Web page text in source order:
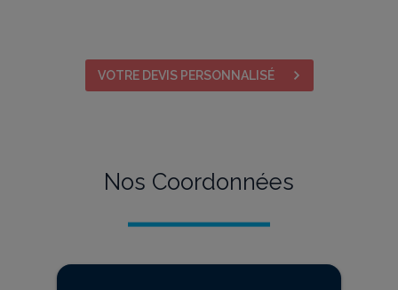
VOTRE DEVIS PERSONNALISÉ
Nos Coordonnées